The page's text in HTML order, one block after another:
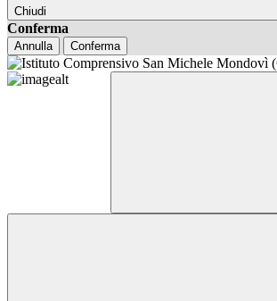
Chiudi
Conferma
Annulla Conferma